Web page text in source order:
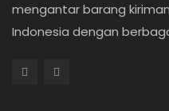
mengantar barang
Indonesia dengan